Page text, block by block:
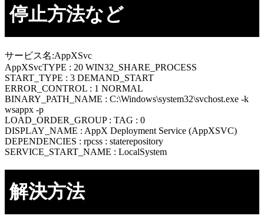
停止方法など
サービス名:AppXSvc
AppXSvcTYPE : 20 WIN32_SHARE_PROCESS
START_TYPE : 3 DEMAND_START
ERROR_CONTROL : 1 NORMAL
BINARY_PATH_NAME : C:\Windows\system32\svchost.exe -k
wsappx -p
LOAD_ORDER_GROUP : TAG : 0
DISPLAY_NAME : AppX Deployment Service (AppXSVC)
DEPENDENCIES : rpcss : staterepository
SERVICE_START_NAME : LocalSystem
解決方法